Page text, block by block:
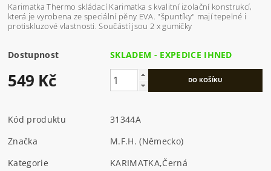
Karimatka Thermo skládací Karimatka s kvalitní izolační konstrukcí,
která je vyrobena ze speciální pěny EVA. "špuntíky" mají tepelné i
protiskluzové vlastnosti. Součástí jsou 2 x gumičky
Dostupnost SKLADEM - EXPEDICE IHNED
549 Kč
Kód produktu
31344A
Značka
M.F.H. (Německo)
Kategorie
KARIMATKA,Černá